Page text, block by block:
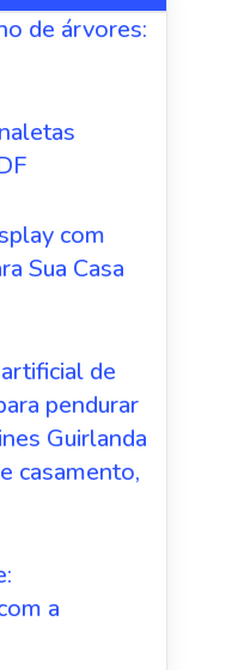
de árvores:
com
Sua Casa
de
pendurar
Guirlanda
casamento,
a